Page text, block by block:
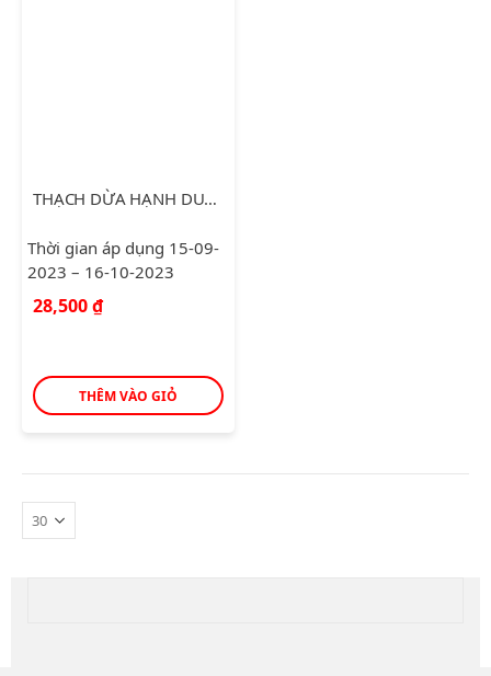
THẠCH DỪA HẠNH DUNG GÓI 1KG
Thời gian áp dụng 15-09-
2023 – 16-10-2023
28,500₫
THÊM VÀO GIỎ